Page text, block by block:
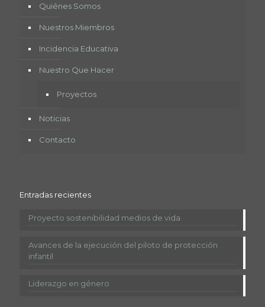
Quiénes Somos
Nuestros Miembros
Incidencia Educativa
Nuestro Que Hacer
Proyectos
Noticias
Contacto
Entradas recientes
Proyecto sostenibilidad medios de vida
Avances de la ejecución del piloto de protección
infantil
Liderazgo en género